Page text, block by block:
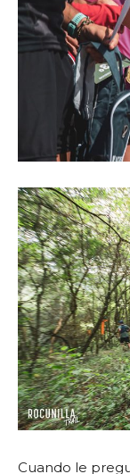
Cuando le